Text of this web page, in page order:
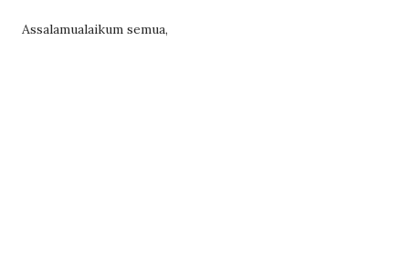
Assalamualaikum semua,